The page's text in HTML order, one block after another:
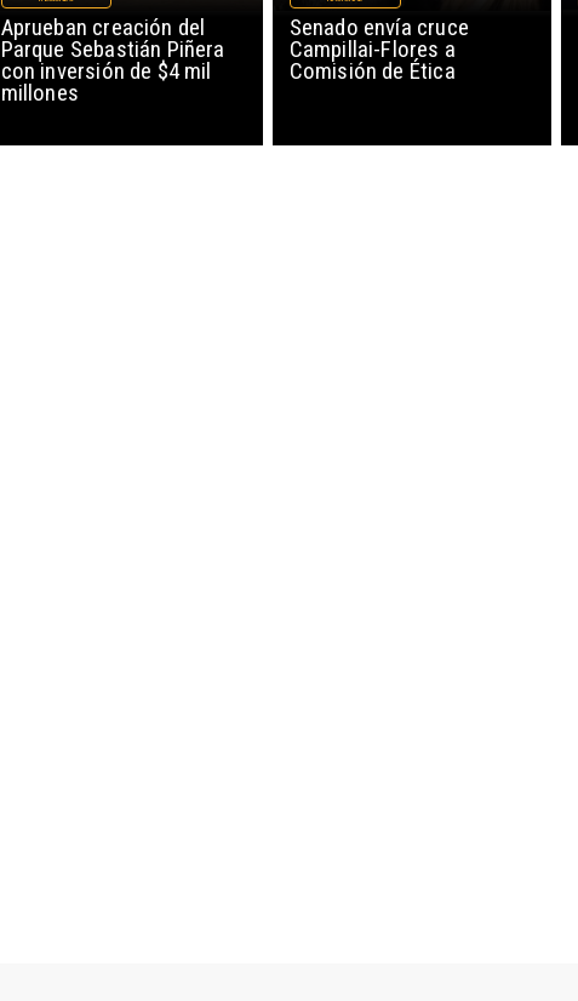
Aprueban creación del
Parque Sebastián Piñera
con inversión de $4 mil
millones
Senado envía cruce
Campillai-Flores a
Comisión de Ética